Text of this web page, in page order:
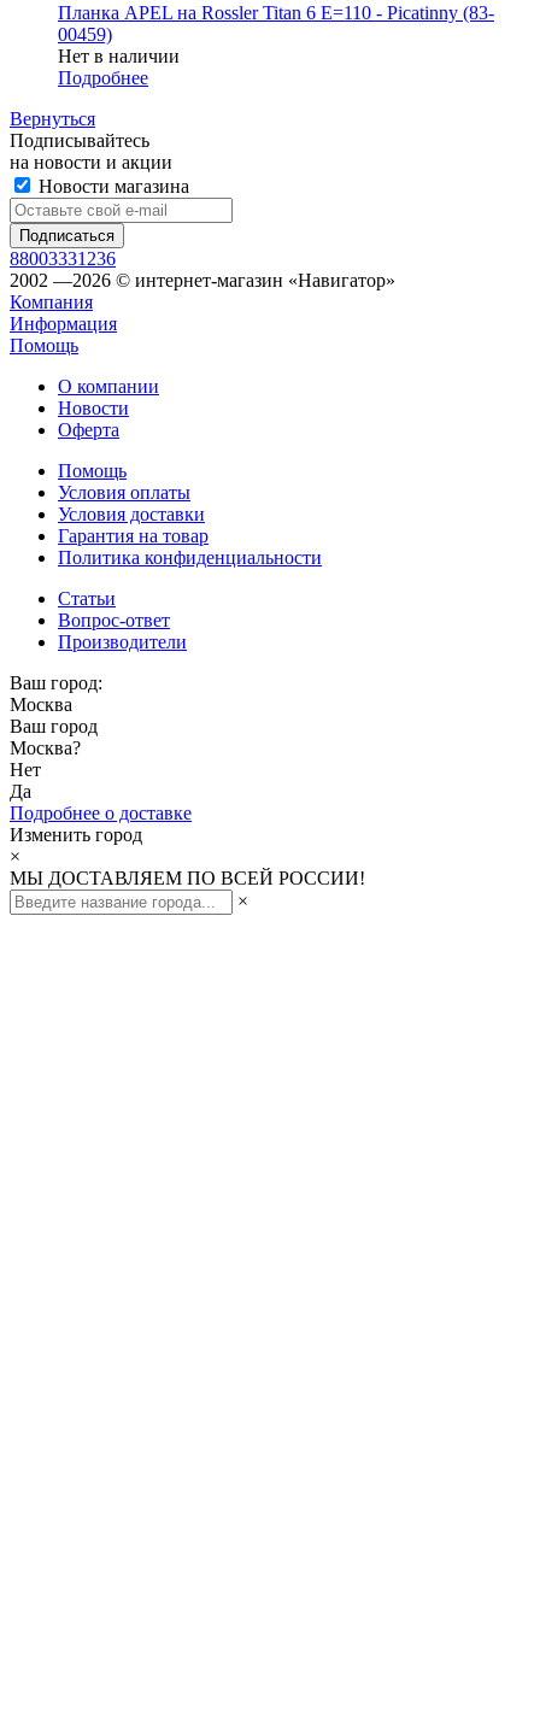
Планка APEL на Rossler Titan 6 E=110 - Picatinny (83-
00459)
Нет в наличии
Подробнее
Вернуться
Подписывайтесь
на новости и акции
Новости магазина
88003331236
2002 —2026 © интернет-магазин «Навигатор»
Компания
Информация
Помощь
О компании
Новости
Оферта
Помощь
Условия оплаты
Условия доставки
Гарантия на товар
Политика конфиденциальности
Статьи
Вопрос-ответ
Производители
Ваш город:
Москва
Ваш город
Москва?
Нет
Да
Подробнее о доставке
Изменить город
×
МЫ ДОСТАВЛЯЕМ ПО ВСЕЙ РОССИИ!
×